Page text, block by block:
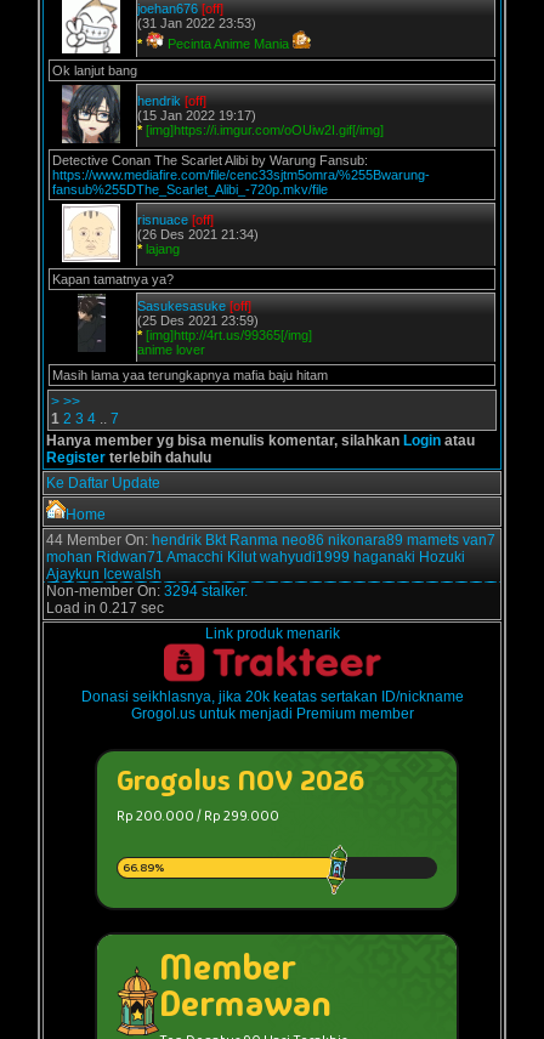
joehan676 [off]
(31 Jan 2022 23:53)
*
Pecinta Anime Mania
Ok lanjut bang
hendrik [off]
(15 Jan 2022 19:17)
* [img]https://i.imgur.com/oOUiw2I.gif[/img]
Detective Conan The Scarlet Alibi by Warung Fansub:
https://www.mediafire.com/file/cenc33sjtm5omra/%255Bwarung-
fansub%255DThe_Scarlet_Alibi_-720p.mkv/file
risnuace [off]
(26 Des 2021 21:34)
* lajang
Kapan tamatnya ya?
Sasukesasuke [off]
(25 Des 2021 23:59)
* [img]http://4rt.us/99365[/img]
anime lover
Masih lama yaa terungkapnya mafia baju hitam
> >>
1 2 3 4 .. 7
Hanya member yg bisa menulis komentar, silahkan Login atau
Register terlebih dahulu
Ke Daftar Update
Home
44 Member On: hendrik Bkt Ranma neo86 nikonara89 mamets van7
mohan Ridwan71 Amacchi Kilut wahyudi1999 haganaki Hozuki
Ajaykun Icewalsh
Non-member On: 3294 stalker.
Load in 0.217 sec
Link produk menarik
Donasi seikhlasnya, jika 20k keatas sertakan ID/nickname
Grogol.us untuk menjadi Premium member